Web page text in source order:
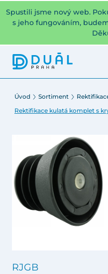
Spustili jsme nový web.
s jeho fungováním,
Úvod Sortiment
Rektifikace kulatá komplet s
RJGB